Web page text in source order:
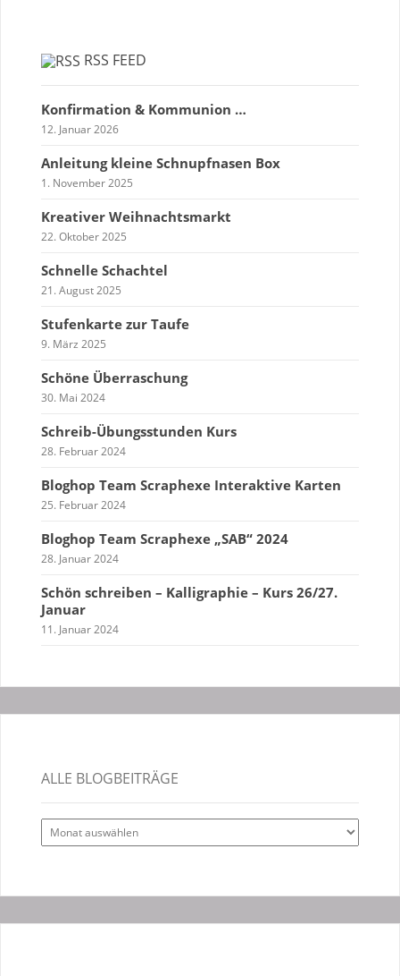
RSS FEED
Konfirmation & Kommunion …
12. Januar 2026
Anleitung kleine Schnupfnasen Box
1. November 2025
Kreativer Weihnachtsmarkt
22. Oktober 2025
Schnelle Schachtel
21. August 2025
Stufenkarte zur Taufe
9. März 2025
Schöne Überraschung
30. Mai 2024
Schreib-Übungsstunden Kurs
28. Februar 2024
Bloghop Team Scraphexe Interaktive Karten
25. Februar 2024
Bloghop Team Scraphexe „SAB“ 2024
28. Januar 2024
Schön schreiben – Kalligraphie – Kurs 26/27.
Januar
11. Januar 2024
ALLE BLOGBEITRÄGE
Alle
Blogbeiträge